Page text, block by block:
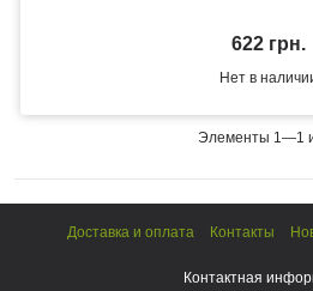
622 грн.
Нет в
Элементы 1—1
Доставка и оплата Контакты
Контактная